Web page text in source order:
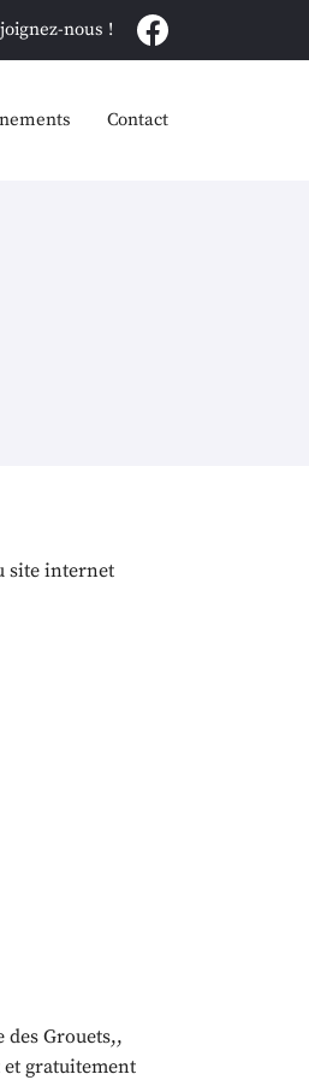
nous !
Contact
site internet
des Grouets,,
et gratuitement